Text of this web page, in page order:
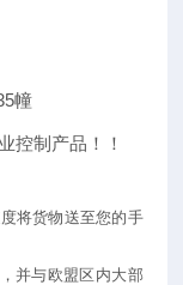
幢
控制产品！！
将货物送至您的手
，并与欧盟区内大部